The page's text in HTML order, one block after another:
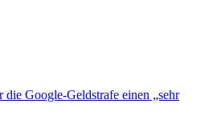
Google-Geldstrafe einen „sehr